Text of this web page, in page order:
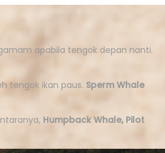
apabila tengok depan nanti.
tengok ikan paus. Sperm Whale
Humpback Whale, Pilot